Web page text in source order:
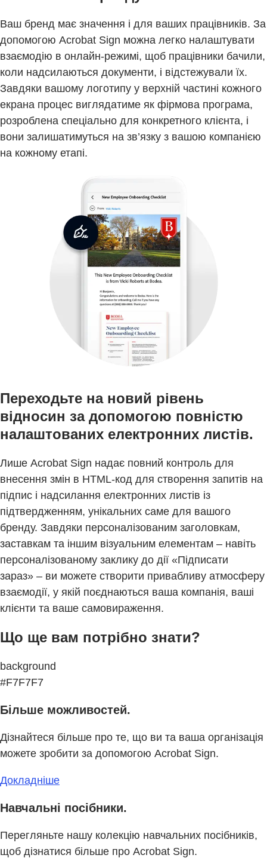
Ваш бренд має значення і для ваших працівників. За
допомогою Acrobat Sign можна легко налаштувати
взаємодію в онлайн-режимі, щоб працівники бачили,
коли надсилаються документи, і відстежували їх.
Завдяки вашому логотипу у верхній частині кожного
екрана процес виглядатиме як фірмова програма,
розроблена спеціально для конкретного клієнта, і
вони залишатимуться на зв’язку з вашою компанією
на кожному етапі.
Переходьте на новий рівень
відносин за допомогою повністю
налаштованих електронних листів.
Лише Acrobat Sign надає повний контроль для
внесення змін в HTML-код для створення запитів на
підпис і надсилання електронних листів із
підтвердженням, унікальних саме для вашого
бренду. Завдяки персоналізованим заголовкам,
заставкам та іншим візуальним елементам – навіть
персоналізованому заклику до дії «Підписати
зараз» – ви можете створити привабливу атмосферу
взаємодії, у якій поєднаються ваша компанія, ваші
клієнти та ваше самовираження.
Що ще вам потрібно знати?
background
#F7F7F7
Більше можливостей.
Дізнайтеся більше про те, що ви та ваша організація
можете зробити за допомогою Acrobat Sign.
Докладніше
Навчальні посібники.
Перегляньте нашу колекцію навчальних посібників,
щоб дізнатися більше про Acrobat Sign.